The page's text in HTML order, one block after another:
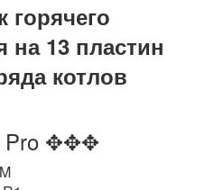
горячего
на 13 пластин
котлов
Pro ✥✥✥